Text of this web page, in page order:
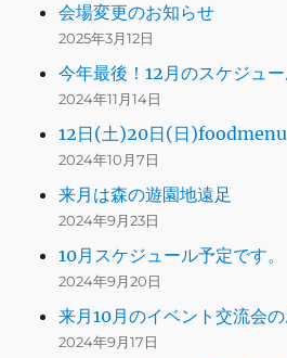
会場変更のお知らせ
2025年3月12日
今年最後！12月のスケジュー
2024年11月14日
12日(土)20日(日)foodmenu
2024年10月7日
来月は森の遊園地遠足
2024年9月23日
10月スケジュール予定です。
2024年9月20日
来月10月のイベント交流会
2024年9月17日